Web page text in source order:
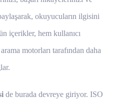
okuyucuların ilgisini
içerikler, hem kullanıcı
motorları tarafından daha
de burada devreye giriyor. ISO